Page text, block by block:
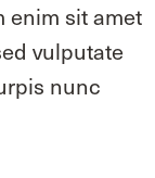
enim sit amet
vulputate
nunc